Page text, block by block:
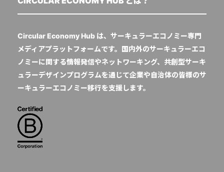
Circular Economy Hub は、サーキュラーエコノミー専門
メディアプラットフォームです。国内外のサーキュラーエコ
ノミーに関する情報発信やネットワーキング、共創型サーキ
ュラーデザインプログラムを通じて企業や自治体の皆様のサ
ーキュラーエコノミー移行を支援します。